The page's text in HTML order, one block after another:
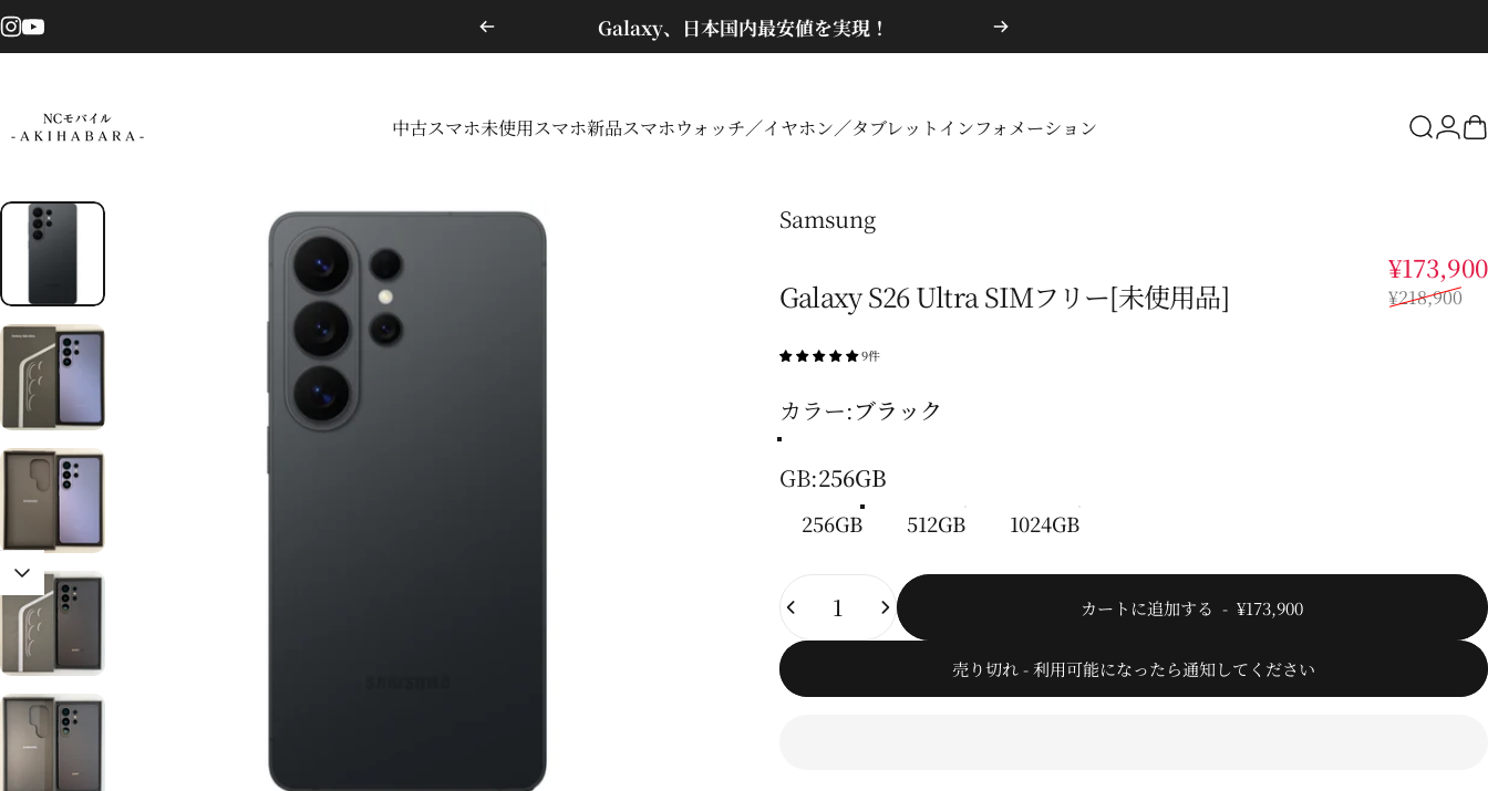
コンテンツへスキップ
Instagram
YouTube
銀行振込は5%の追加割引！
スライドショーを一時停止
NCモバイル 中古スマホ未使用スマホ新品スマホウォッチ／イヤホン／タブレット インフォメーション 検索
ロ
Samsung
Galaxy S26 Ultra SIMフリー[未使用品]
¥173,900
¥218,900
9件
カラー
カラー:ブラック
GB
GB:256GB
256GB 512GB 1024GB
数量
カートに追加する -¥173,900
売り切れ - 利用可能になったら通知してください